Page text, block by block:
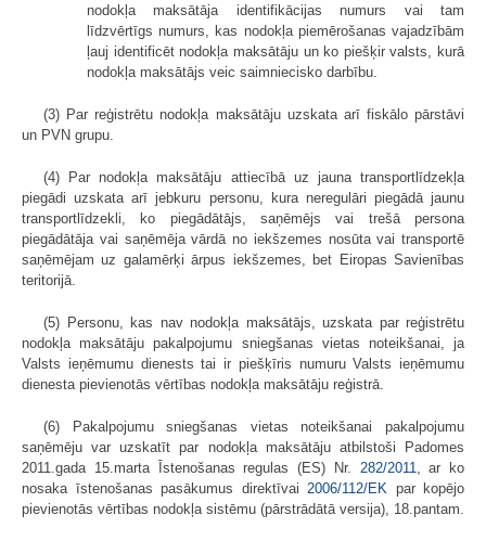
nodokļa maksātāja identifikācijas numurs vai tam
līdzvērtīgs numurs, kas nodokļa piemērošanas vajadzībām
ļauj identificēt nodokļa maksātāju un ko piešķir valsts, kurā
nodokļa maksātājs veic saimniecisko darbību.
(3) Par reģistrētu nodokļa maksātāju uzskata arī fiskālo pārstāvi
un PVN grupu.
(4) Par nodokļa maksātāju attiecībā uz jauna transportlīdzekļa
piegādi uzskata arī jebkuru personu, kura neregulāri piegādā jaunu
transportlīdzekli, ko piegādātājs, saņēmējs vai trešā persona
piegādātāja vai saņēmēja vārdā no iekšzemes nosūta vai transportē
saņēmējam uz galamērķi ārpus iekšzemes, bet Eiropas Savienības
teritorijā.
(5) Personu, kas nav nodokļa maksātājs, uzskata par reģistrētu
nodokļa maksātāju pakalpojumu sniegšanas vietas noteikšanai, ja
Valsts ieņēmumu dienests tai ir piešķīris numuru Valsts ieņēmumu
dienesta pievienotās vērtības nodokļa maksātāju reģistrā.
(6) Pakalpojumu sniegšanas vietas noteikšanai pakalpojumu
saņēmēju var uzskatīt par nodokļa maksātāju atbilstoši Padomes
2011.gada 15.marta Īstenošanas regulas (ES) Nr. 282/2011, ar ko
nosaka īstenošanas pasākumus direktīvai 2006/112/EK par kopējo
pievienotās vērtības nodokļa sistēmu (pārstrādātā versija), 18.pantam.